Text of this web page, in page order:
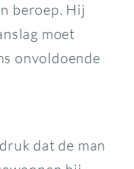
beroep. Hij
moet
onvoldoende
dat de man